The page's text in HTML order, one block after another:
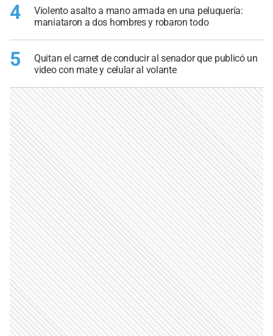
4
Violento asalto a mano armada en una peluquería:
maniataron a dos hombres y robaron todo
5
Quitan el carnet de conducir al senador que publicó un
video con mate y celular al volante